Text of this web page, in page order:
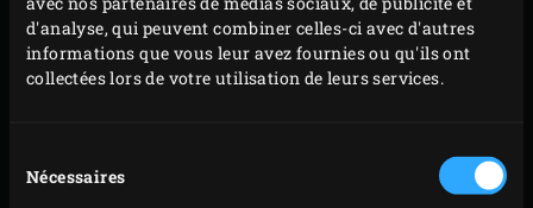
d'analyse, qui peuvent combiner celles-ci avec d'autres
informations que vous leur avez fournies ou qu'ils ont
collectées lors de votre utilisation de leurs services.
duNécessaires